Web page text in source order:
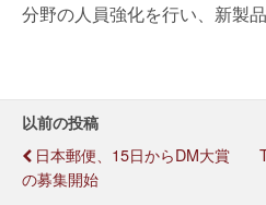
分野の人員強化を行い、新製
以前の投稿
日本郵便、15日からDM大賞
の募集開始